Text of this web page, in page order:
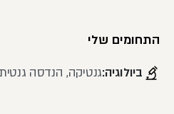
התחומים שלי
ביולוגיה:גנטיקה, הנדסה גנטית,